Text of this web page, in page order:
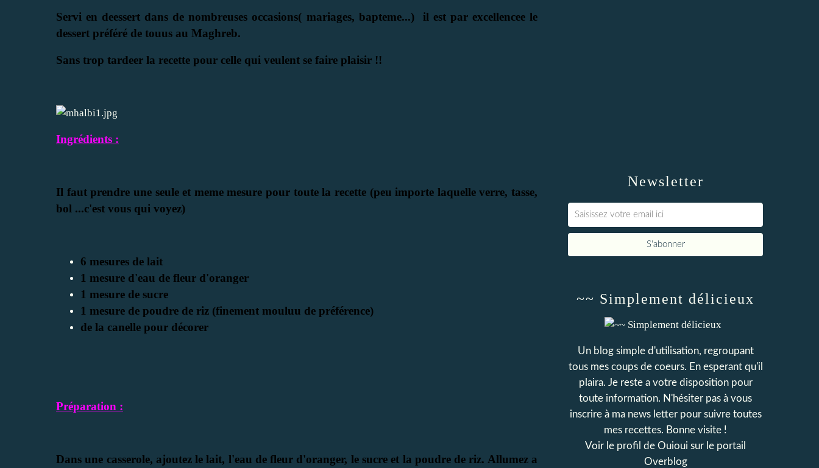
Servi en deessert dans de nombreuses occasions( mariages, bapteme...) il est par excellencee le
dessert préféré de touus au Maghreb.
Sans trop tardeer la recette pour celle qui veulent se faire plaisir !!
Ingrédients :
Il faut prendre une seule et meme mesure pour toute la recette (peu importe laquelle verre, tasse,
bol ...c'est vous qui voyez)
6 mesures de lait
1 mesure d'eau de fleur d'oranger
1 mesure de sucre
1 mesure de poudre de riz (finement mouluu de préférence)
de la canelle pour décorer
Préparation :
Dans une casserole, ajoutez le lait, l'eau de fleur d'oranger, le sucre et la poudre de riz. Allumez a
Newsletter
~~ Simplement délicieux
Un blog simple d'utilisation, regroupant
tous mes coups de coeurs. En esperant qu'il
plaira. Je reste a votre disposition pour
toute information. N'hésiter pas à vous
inscrire à ma news letter pour suivre toutes
mes recettes. Bonne visite !
Voir le profil de Ouioui sur le portail
Overblog